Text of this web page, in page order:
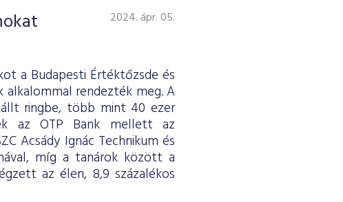
2024. ápr. 05.
a Budapesti Értéktőzsde és
alkalommal rendezték meg. A
ringbe, több mint 40 ezer
az OTP Bank mellett az
Acsády Ignác Technikum és
míg a tanárok között a
az élen, 8,9 százalékos